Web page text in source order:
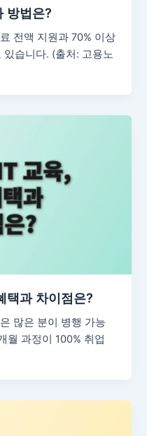
방법은?
전액 지원과 70% 이상
습니다. (출처: 고용노
택과 차이점은?
많은 분이 병행 가능
월 과정이 100% 취업